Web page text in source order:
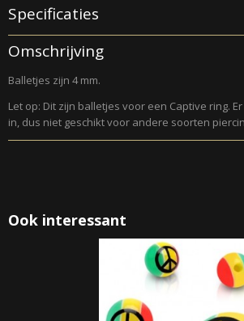
Specificaties
Productcode
092
Omschrijving
Balletjes zijn 4 mm.
Let op: Dit zijn balletjes voor een Captive ring.
in, dus niet geschikt voor andere soorten
Ook interessant